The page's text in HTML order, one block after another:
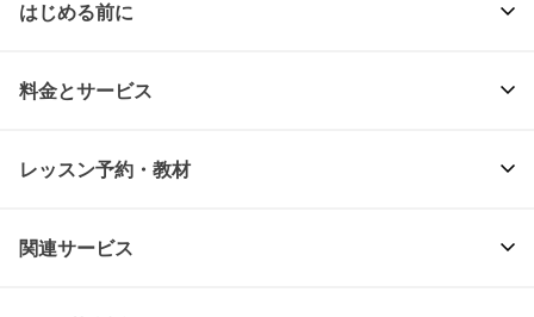
※1 有料プランご利用開始後、同じプラン契約を2度自動更新いただくこ